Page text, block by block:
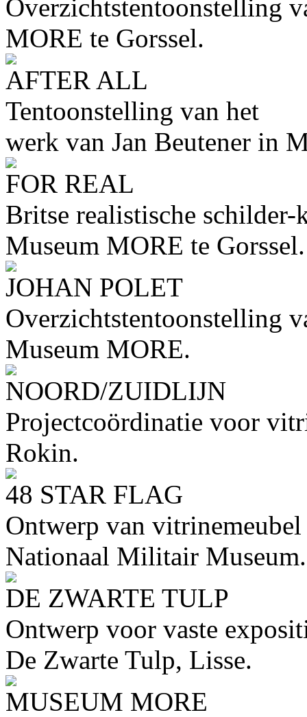
Overzichtstentoonstelling
MORE te Gorssel.
AFTER ALL
Tentoonstelling van het
werk van Jan Beutener in
FOR REAL
Britse realistische
Museum MORE te Gorssel.
JOHAN POLET
Overzichtstentoonstelling
Museum MORE.
NOORD/ZUIDLIJN
Projectcoördinatie voor
Rokin.
48 STAR FLAG
Ontwerp van
Nationaal Militair Museum.
DE ZWARTE TULP
Ontwerp voor vaste
De Zwarte Tulp, Lisse.
MUSEUM MORE